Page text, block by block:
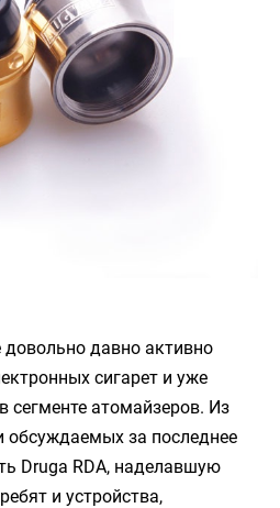
довольно давно активно
сигарет и уже
сегменте атомайзеров. Из
обсуждаемых за последнее
Druga RDA, наделавшую
и устройства,